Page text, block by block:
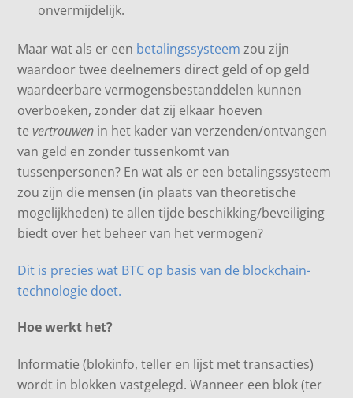
onvermijdelijk.
Maar wat als er een betalingssysteem zou zijn
waardoor twee deelnemers direct geld of op geld
waardeerbare vermogensbestanddelen kunnen
overboeken, zonder dat zij elkaar hoeven
tevertrouwen in het kader van verzenden/ontvangen
van geld en zonder tussenkomt van
tussenpersonen? En wat als er een betalingssysteem
zou zijn die mensen (in plaats van theoretische
mogelijkheden) te allen tijde beschikking/beveiliging
biedt over het beheer van het vermogen?
Dit is precies wat BTC op basis van de blockchain-
technologie doet.
Hoe werkt het?
Informatie (blokinfo, teller en lijst met transacties)
wordt in blokken vastgelegd. Wanneer een blok (ter